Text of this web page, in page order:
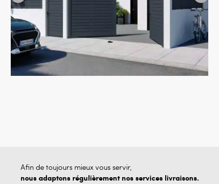
Afin de toujours mieux vous servir,
nous adaptons régulièrement nos services livraisons.